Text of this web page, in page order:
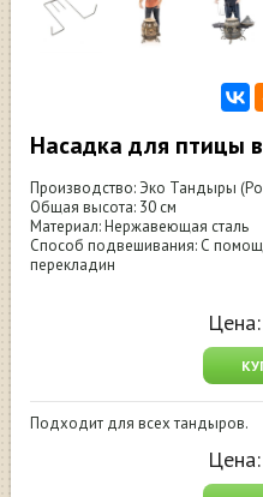
Насадка для птицы
Производство: Эко Тандыры
Общая высота: 30 см
Материал: Нержавеющая сталь
Способ подвешивания: С
перекладин
Цена:
Подходит для всех тандыров.
Цена: